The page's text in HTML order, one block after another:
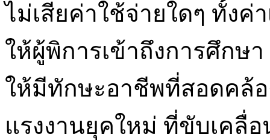
ไม่เสียค่าใช้จ่ายใดๆ ทั้งค่
ให้ผู้พิการเข้าถึงการศึก
ให้มีทักษะอาชีพที่สอดคล้
แรงงานยุคใหม่ ที่ขับเคลื่